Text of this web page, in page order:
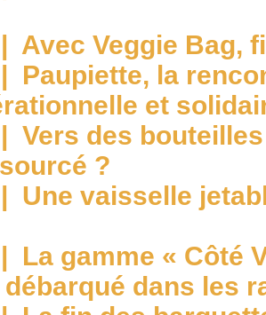
| Avec Veggie Bag,
| Paupiette, la
et
| Vers des
?
| Une vaisselle
| La gamme « Côté
débarqué dans les